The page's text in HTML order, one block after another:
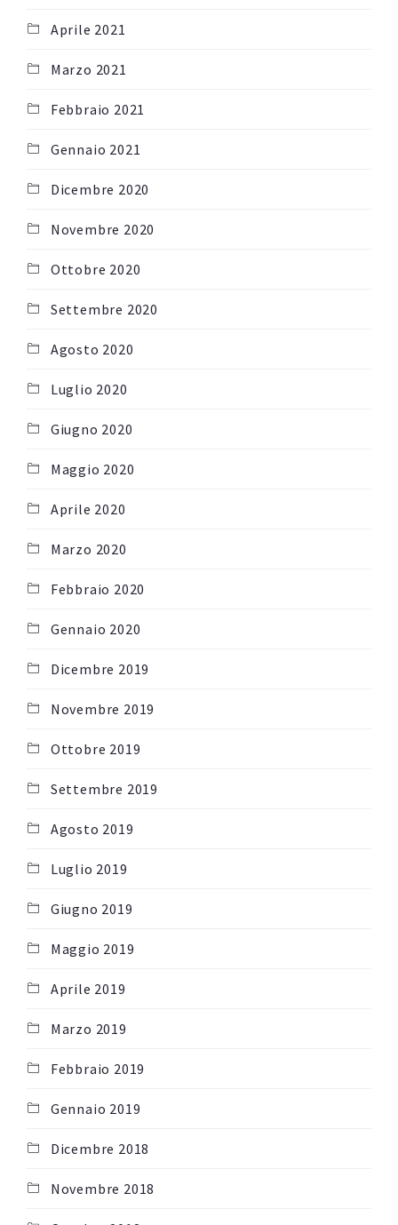
Aprile 2021
Marzo 2021
Febbraio 2021
Gennaio 2021
Dicembre 2020
Novembre 2020
Ottobre 2020
Settembre 2020
Agosto 2020
Luglio 2020
Giugno 2020
Maggio 2020
Aprile 2020
Marzo 2020
Febbraio 2020
Gennaio 2020
Dicembre 2019
Novembre 2019
Ottobre 2019
Settembre 2019
Agosto 2019
Luglio 2019
Giugno 2019
Maggio 2019
Aprile 2019
Marzo 2019
Febbraio 2019
Gennaio 2019
Dicembre 2018
Novembre 2018